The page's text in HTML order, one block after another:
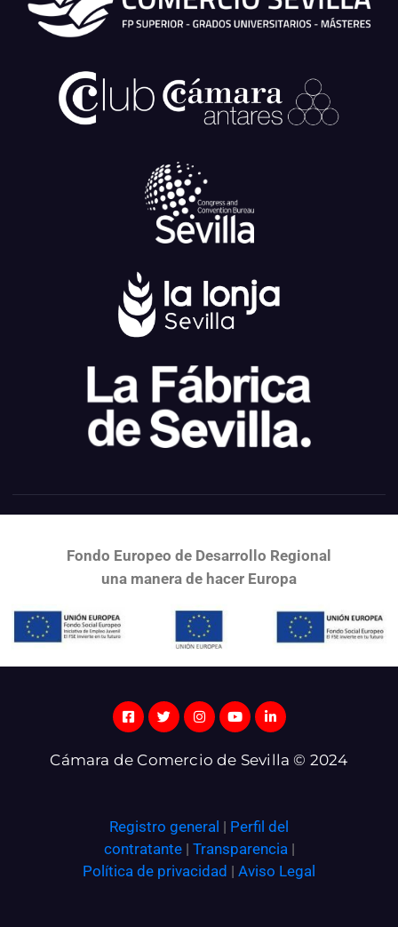
Fondo Europeo de Desarrollo Regional
una manera de hacer Europa
Cámara de Comercio de Sevilla © 2024
Registro general | Perfil del
contratante| Transparencia|
Política de privacidad | Aviso Legal